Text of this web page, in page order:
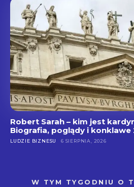
Robert Sarah – kim jest
Biografia, poglądy i konklawe
LUDZIE BIZNESU 6 SIERPNIA, 2026
W TYM TYGODNIU O